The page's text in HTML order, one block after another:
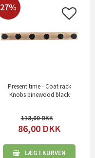
27%
Present time - Coat rack
Knobs pinewood black
118,00
86,00 DKK
LÆG I KURVEN